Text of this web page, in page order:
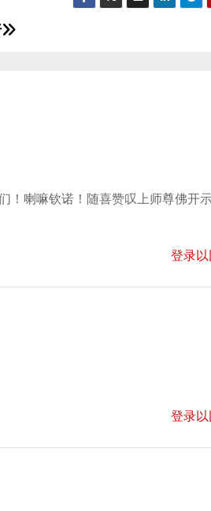
！喇嘛钦诺！随喜赞叹上师尊佛开
登录以
登录以